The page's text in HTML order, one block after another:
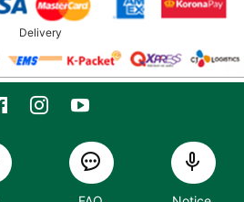
Delivery